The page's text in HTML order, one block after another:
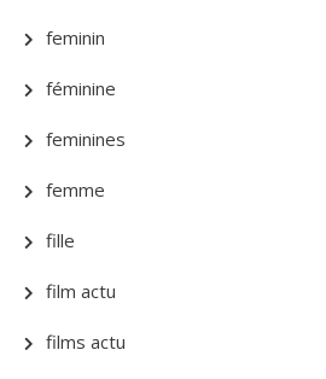
feminin
féminine
feminines
femme
fille
film actu
films actu